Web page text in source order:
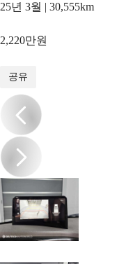
25년 3월 | 30,555km
2,220만원
공유
/20